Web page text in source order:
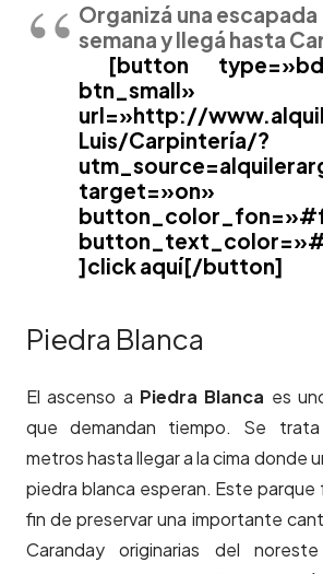
Organizá una
semana y llegá hasta
[button
btn_small»
url=»http://
Luis/Carpintería/?
target=»on»
]click aquí[/button]
Piedra Blanca
El ascenso a Piedra Blanca es
que demandan tiempo. Se
metros hasta llegar a la cima donde
piedra blanca esperan. Este
fin de preservar una importante
Caranday originarias del